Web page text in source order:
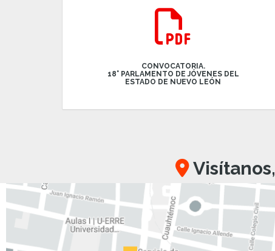
CONVOCATORIA.
18° PARLAMENTO DE JÓVENES DEL
ESTADO DE NUEVO LEÓN